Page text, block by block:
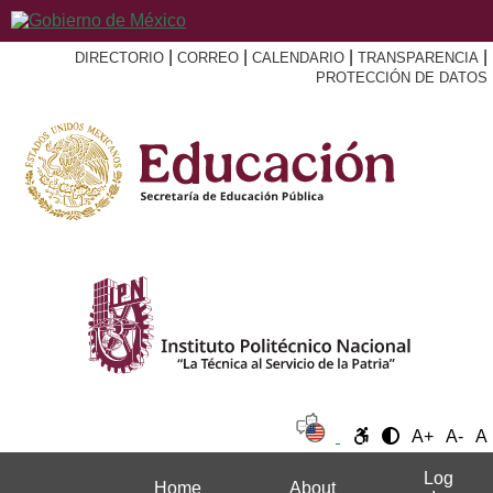
DIRECTORIO CORREO CALENDARIO TRANSPARENCIA
PROTECCIÓN DE DATOS
A+ A- A
Home About
Log